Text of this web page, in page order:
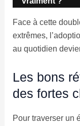
Face à cette
extrêmes,
au quotidien
Les bons
des fortes
Pour traverser un